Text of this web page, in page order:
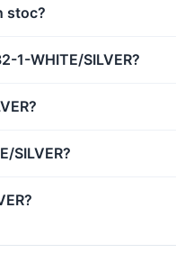
stoc?
1-WHITE/SILVER?
SILVER?